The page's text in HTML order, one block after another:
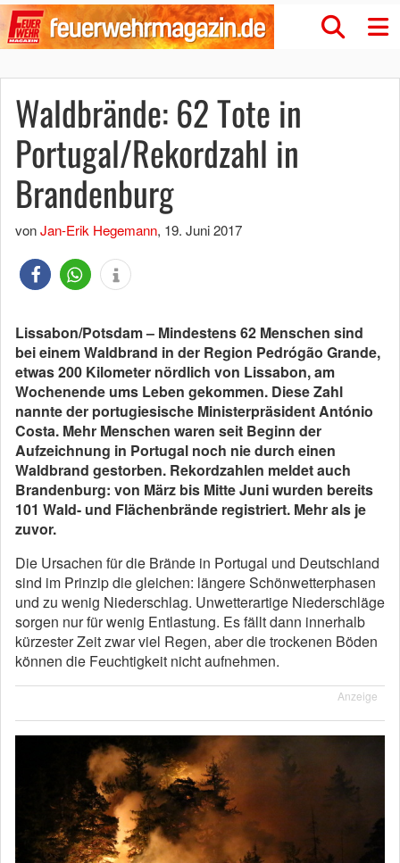
Waldbrände: 62 Tote in
Portugal/Rekordzahl in
Brandenburg
vonJan-Erik Hegemann, 19. Juni 2017
Lissabon/Potsdam – Mindestens 62 Menschen sind
bei einem Waldbrand in der Region Pedrógão Grande,
etwas 200 Kilometer nördlich von Lissabon, am
Wochenende ums Leben gekommen. Diese Zahl
nannte der portugiesische Ministerpräsident António
Costa. Mehr Menschen waren seit Beginn der
Aufzeichnung in Portugal noch nie durch einen
Waldbrand gestorben. Rekordzahlen meldet auch
Brandenburg: von März bis Mitte Juni wurden bereits
101 Wald- und Flächenbrände registriert. Mehr als je
zuvor.
Die Ursachen für die Brände in Portugal und Deutschland
sind im Prinzip die gleichen: längere Schönwetterphasen
und zu wenig Niederschlag. Unwetterartige Niederschläge
sorgen nur für wenig Entlastung. Es fällt dann innerhalb
kürzester Zeit zwar viel Regen, aber die trockenen Böden
können die Feuchtigkeit nicht aufnehmen.
Anzeige